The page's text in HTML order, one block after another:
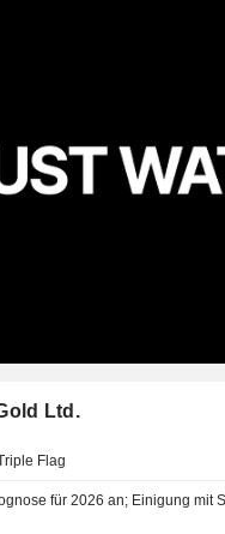
Ltd.
Flag
für 2026 an; Einigung mit